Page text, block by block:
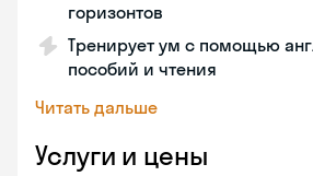
горизонтов
Тренирует ум с помощью
пособий и чтения
Читать дальше
Услуги и цены